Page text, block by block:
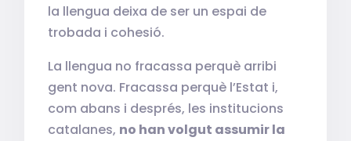
la llengua deixa de ser un espai de
trobada i cohesió.
La llengua no fracassa perquè arribi
gent nova. Fracassa perquè l’Estat i,
com abans i després, les institucions
catalanes, no han volgut assumir la